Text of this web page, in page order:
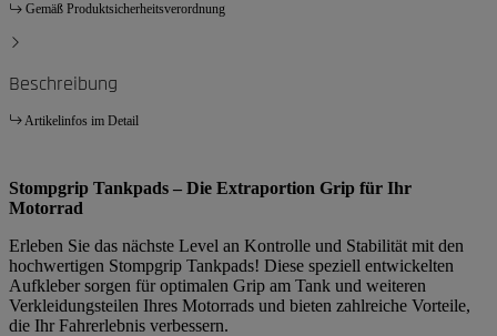
Gemäß Produktsicherheitsverordnung
Beschreibung
Artikelinfos im Detail
Stompgrip Tankpads – Die Extraportion Grip für Ihr
Motorrad
Erleben Sie das nächste Level an Kontrolle und Stabilität mit den
hochwertigen Stompgrip Tankpads! Diese speziell entwickelten
Aufkleber sorgen für optimalen Grip am Tank und weiteren
Verkleidungsteilen Ihres Motorrads und bieten zahlreiche Vorteile,
die Ihr Fahrerlebnis verbessern.